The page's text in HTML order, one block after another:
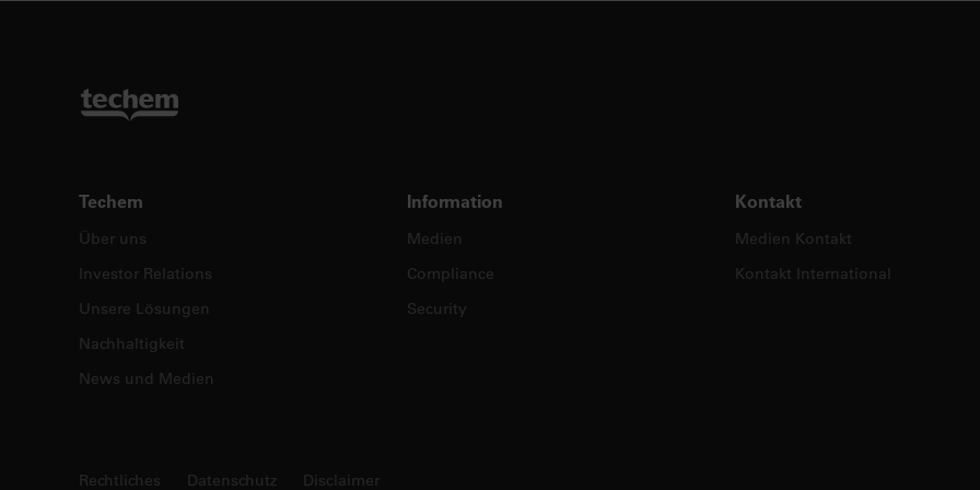
Techem
Über uns
Investor Relations
Unsere Lösungen
Nachhaltigkeit
News und Medien
Information
Medien
Compliance
Security
Kontakt
Medien Kontakt
Kontakt International
Rechtliches Datenschutz Disclaimer